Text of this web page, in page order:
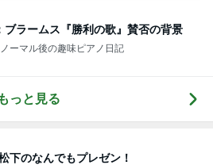
ブラームス『勝利の歌』賛否の背景
ーマル後の趣味ピアノ日記
っと見る
下のなんでもプレゼン！